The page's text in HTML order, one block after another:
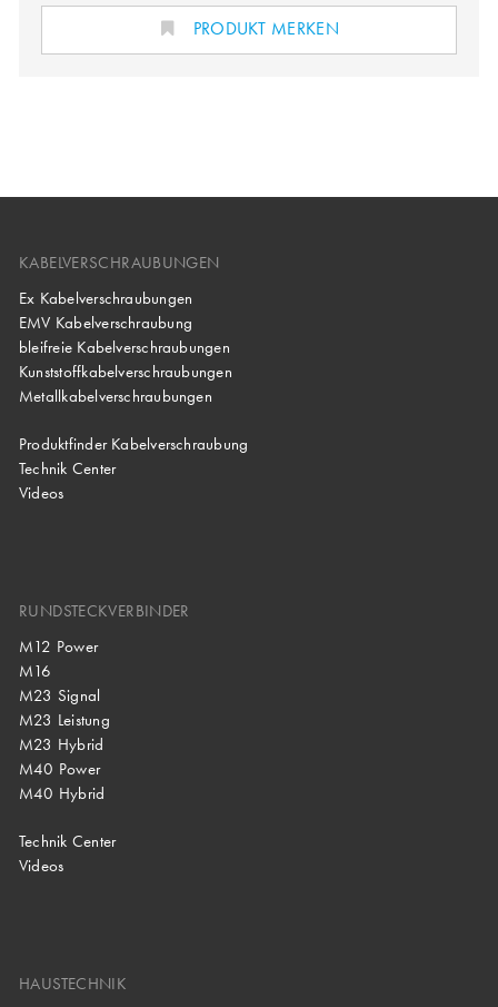
PRODUKT MERKEN
KABELVERSCHRAUBUNGEN
Ex Kabelverschraubungen
EMV Kabelverschraubung
bleifreie Kabelverschraubungen
Kunststoffkabelverschraubungen
Metallkabelverschraubungen
Produktfinder Kabelverschraubung
Technik Center
Videos
RUNDSTECKVERBINDER
M12 Power
M16
M23 Signal
M23 Leistung
M23 Hybrid
M40 Power
M40 Hybrid
Technik Center
Videos
HAUSTECHNIK